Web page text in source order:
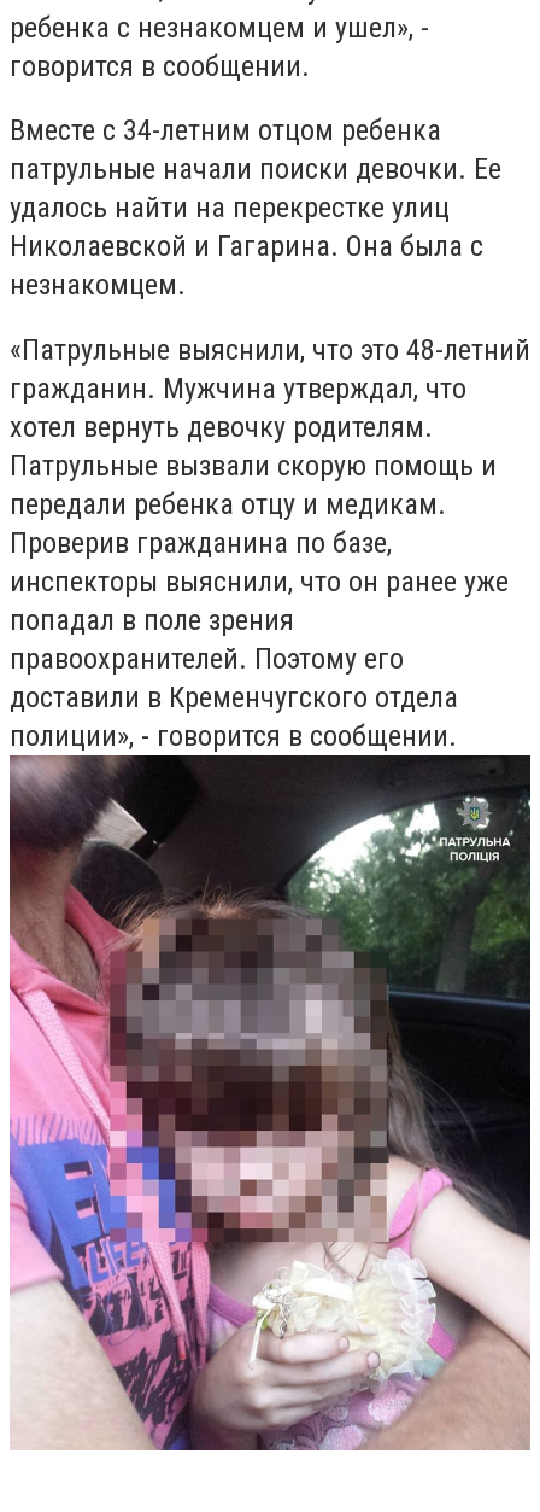
ребенка с незнакомцем и ушел», -
говорится в сообщении.
Вместе с 34-летним отцом ребенка
патрульные начали поиски девочки. Ее
удалось найти на перекрестке улиц
Николаевской и Гагарина. Она была с
незнакомцем.
«Патрульные выяснили, что это 48-летний
гражданин. Мужчина утверждал, что
хотел вернуть девочку родителям.
Патрульные вызвали скорую помощь и
передали ребенка отцу и медикам.
Проверив гражданина по базе,
инспекторы выяснили, что он ранее уже
попадал в поле зрения
правоохранителей. Поэтому его
доставили в Кременчугского отдела
полиции», - говорится в сообщении.